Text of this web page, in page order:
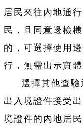
居民來往內地通
民，且同意邊檢
的，可選擇使用
行，無需出示實體
選擇其他查
出入境證件接受
境證件的內地居